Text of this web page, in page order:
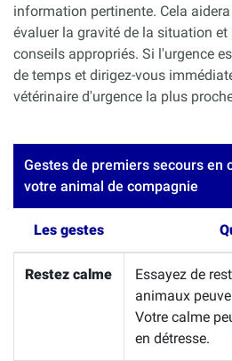
information pertinente. Cela
évaluer la gravité de la situation et
conseils appropriés. Si l'urgence
de temps et dirigez-vous
vétérinaire d'urgence la plus
Gestes de premiers secours en
votre animal de compagnie
Les gestes
Restez calme
Essayez de
animaux
Votre calme
en détresse.